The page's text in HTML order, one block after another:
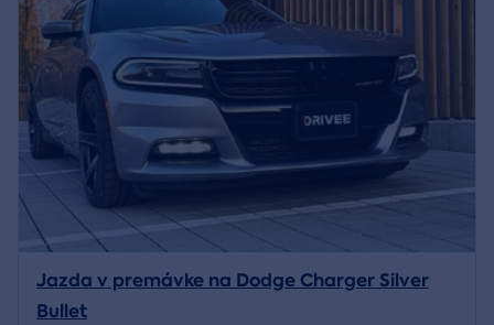
Jazda v premávke na Dodge Charger Silver
Bullet